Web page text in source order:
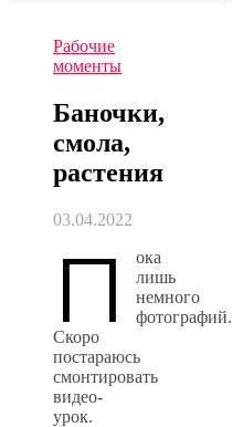
Рабочие
моменты
Баночки,
смола,
растения
03.04.2022
П
ока
лишь
немного
фотографий.
Скоро
постараюсь
смонтировать
видео-
урок.